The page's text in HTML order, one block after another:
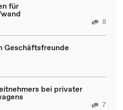
für
8
Geschäftsfreunde
bei privater
7